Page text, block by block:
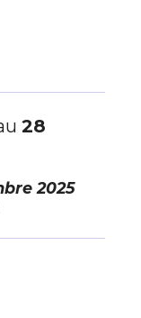
28
2025